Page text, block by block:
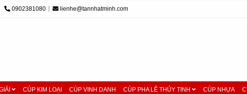
0902381080 lienhe@tannhatminh.com
CÚP KIM LOẠI CÚP VINH DANH CÚP PHA LÊ THỦY TINH CÚP NHỰA